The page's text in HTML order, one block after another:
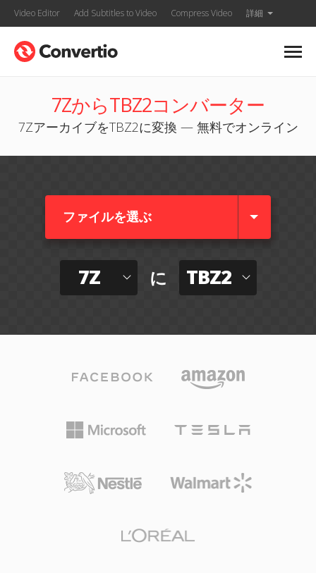
Video Editor Add Subtitles to Video Compress Video 詳細
7ZからTBZ2コンバーター
7ZアーカイブをTBZ2に変換 — 無料でオンライン
ファイルを選ぶ
7Z に TBZ2